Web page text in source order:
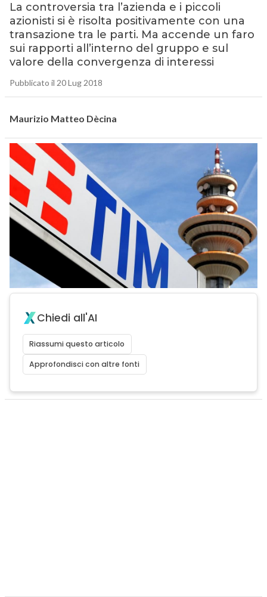
La controversia tra l’azienda e i piccoli
azionisti si è risolta positivamente con una
transazione tra le parti. Ma accende un faro
sui rapporti all’interno del gruppo e sul
valore della convergenza di interessi
Pubblicato il 20 Lug 2018
Maurizio Matteo Dècina
Chiedi all'AI
Riassumi questo articolo
Approfondisci con altre fonti